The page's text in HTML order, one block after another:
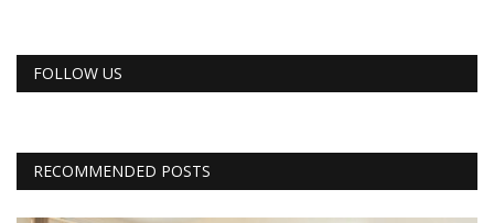
FOLLOW US
RECOMMENDED POSTS